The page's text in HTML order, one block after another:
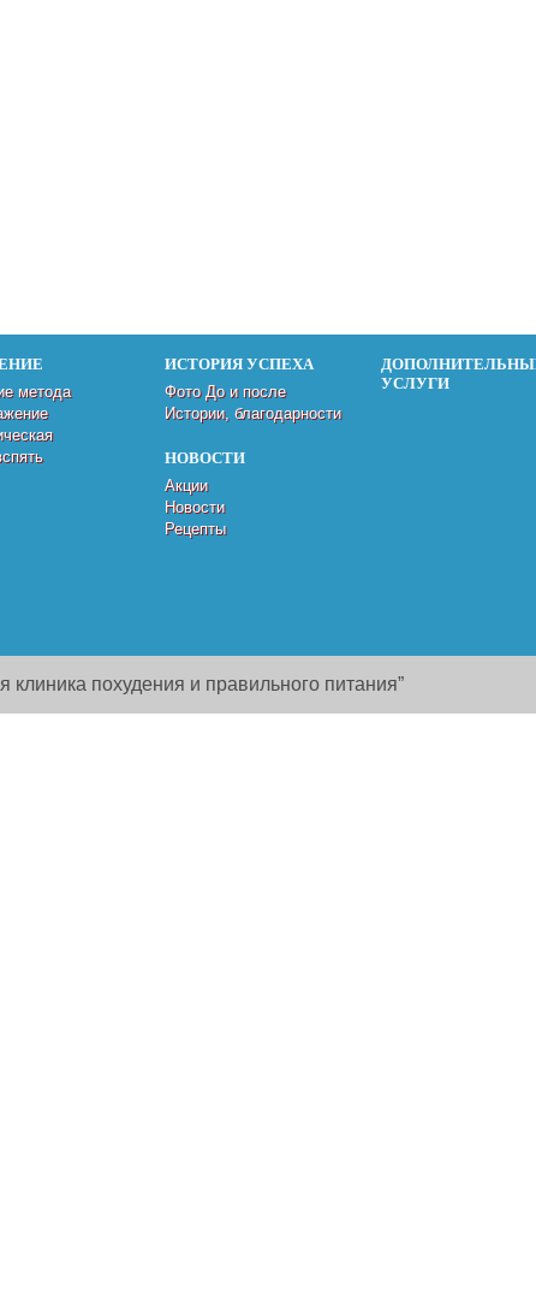
метода
ИСТОРИЯ УСПЕХА
Фото До и после
Истории, благодарности
НОВОСТИ
Акции
Новости
Рецепты
УСЛУГИ
похудения и правильного питания”